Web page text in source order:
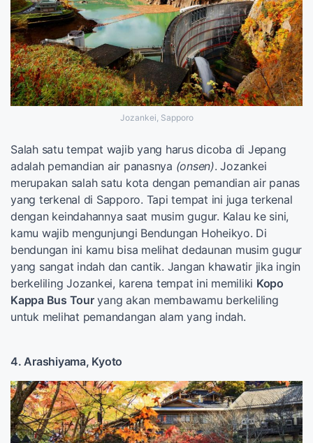
Jozankei, Sapporo
Salah satu tempat wajib yang harus dicoba di Jepang
adalah pemandian air panasnya (onsen). Jozankei
merupakan salah satu kota dengan pemandian air panas
yang terkenal di Sapporo. Tapi tempat ini juga terkenal
dengan keindahannya saat musim gugur. Kalau ke sini,
kamu wajib mengunjungi Bendungan Hoheikyo. Di
bendungan ini kamu bisa melihat dedaunan musim gugur
yang sangat indah dan cantik. Jangan khawatir jika ingin
berkeliling Jozankei, karena tempat ini memiliki Kopo
Kappa Bus Touryang akan membawamu berkeliling
untuk melihat pemandangan alam yang indah.
4. Arashiyama, Kyoto